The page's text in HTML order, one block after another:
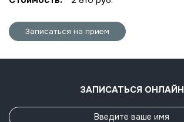
Записаться на прием
ЗАПИСАТЬСЯ ОНЛАЙН